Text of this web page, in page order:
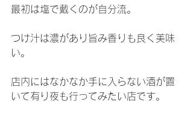
最初は塩で戴くのが自分流。
つけ汁は濃があり旨み香りも良く美味
い。
店内にはなかなか手に入らない酒が置
いて有り夜も行ってみたい店です。